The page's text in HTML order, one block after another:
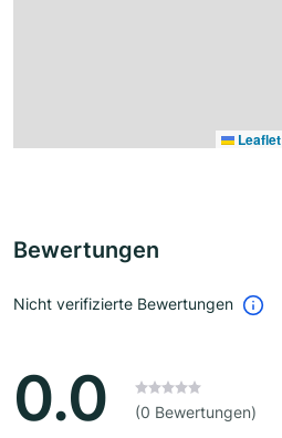
Leaflet
Bewertungen
Nicht verifizierte Bewertungen
0.0 (0 Bewertungen)